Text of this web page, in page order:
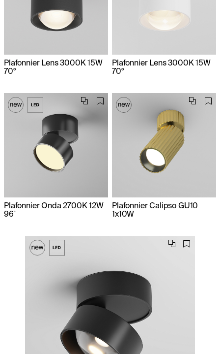
Plafonnier Lens 3000K 15W
70°
Plafonnier Lens 3000K 15W
70°
Plafonnier Onda 2700K 12W
96˚
Plafonnier Calipso GU10
1x10W